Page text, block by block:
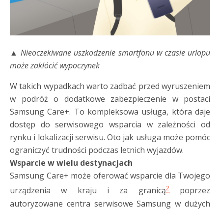
▲ Nieoczekiwane uszkodzenie smartfonu w czasie urlopu
może zakłócić wypoczynek
W takich wypadkach warto zadbać przed wyruszeniem
w podróż o dodatkowe zabezpieczenie w postaci
Samsung Care+. To kompleksowa usługa, która daje
dostęp do serwisowego wsparcia w zależności od
rynku i lokalizacji serwisu. Oto jak usługa może pomóc
ograniczyć trudności podczas letnich wyjazdów.
Wsparcie w wielu destynacjach
Samsung Care+ może oferować wsparcie dla Twojego
urządzenia w kraju i za granicą2poprzez
autoryzowane centra serwisowe Samsung w dużych